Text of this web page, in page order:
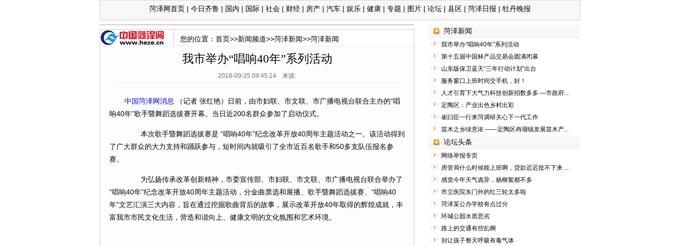
菏泽网首页 | 今日齐鲁 | 国内 | 国际 | 社会 | 财经 | 房产 | 汽车 | 娱乐 | 健康 | 专题 | 图片 | 论坛 | 县区 | 菏泽日报 | 牡丹晚报
您的位置： 首页>>新闻频道>>菏泽新闻>>菏泽新闻
我市举办“唱响40年”系列活动
2018-09-25 09:45:14 来源:
中国菏泽网消息
（记者 张红艳）日前，由市妇联、市文联、市广播电视台联合主办的“唱
响40年”歌手暨舞蹈选拔赛开幕。当日近200名群众参加了启动仪式。
本次歌手暨舞蹈选拔赛是 “唱响40年”纪念改革开放40周年主题活动之一。该活动得到
了广大群众的大力支持和踊跃参与，短时间内就吸引了全市近百名歌手和50多支队伍报名参
赛。
为弘扬传承改革创新精神，市委宣传部、市妇联、市文联、市广播电视台联合举办了
“唱响40年”纪念改革开放40周年主题活动，分金曲票选和展播、歌手暨舞蹈选拔赛、“唱响40
年”文艺汇演三大内容，旨在通过挖掘歌曲背后的故事，展示改革开放40年取得的辉煌成就，丰
富我市市民文化生活，营造和谐向上、健康文明的文化氛围和艺术环境。
菏泽新闻
我市举办“唱响40年”系列活动
第十五届中国林产品交易会圆满闭幕
山东版保卫蓝天“三年行动计划”出台
服务窗口上班时间交手机，好！
人才引育下大气力科技创新招数多多 —市政府...
定陶区：产业出色乡村出彩
崔曰臣一行来菏调研关心下一代工作
苗木之乡绿意浓 ——定陶区冉堌镇发展苗木产...
论坛头条
网络举报专页
房管局什么时候能上班啊，贷款迟迟批不下来 ...
感觉今年天气诡异，杨柳絮都不多
市立医院东门外的红三轮太多啦
菏泽某公办学校有点过分
环城公园水质恶劣
路上的交通有些乱啊
别让孩子整天呼吸有毒气体